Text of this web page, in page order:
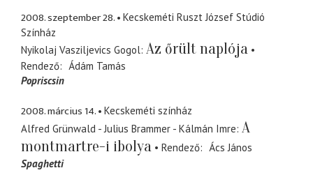
2008. szeptember 28.
Kecskeméti Ruszt József Stúdió
Színház
Nyikolaj Vasziljevics Gogol Az őrült naplója
Rendező
Ádám Tamás
Popriscsin
2008. március 14.
Kecskeméti színház
Alfred Grünwald - Julius Brammer - Kálmán Imre A
montmartre-i ibolya
Rendező
Ács János
Spaghetti